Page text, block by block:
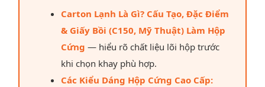
Carton Lạnh Là Gì? Cấu Tạo, Đặc Điểm
& Giấy Bồi (C150, Mỹ Thuật) Làm Hộp
Cứng — hiểu rõ chất liệu lõi hộp trước
khi chọn khay phù hợp.
Các Kiểu Dáng Hộp Cứng Cao Cấp: